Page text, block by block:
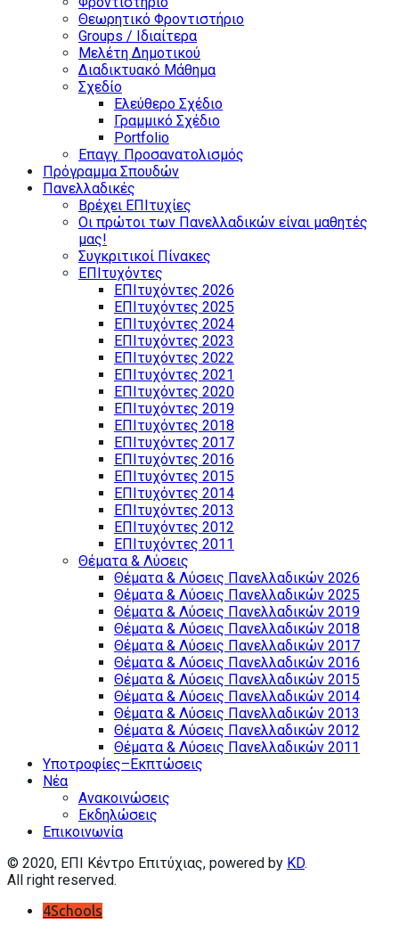
Θεωρητικό Φροντιστήριο
Groups / Ιδιαίτερα
Μελέτη Δημοτικού
Διαδικτυακό Μάθημα
Σχεδίο
Ελεύθερο Σχέδιο
Γραμμικό Σχέδιο
Portfolio
Επαγγ. Προσανατολισμός
Πρόγραμμα Σπουδών
Πανελλαδικές
Βρέχει ΕΠΙτυχίες
Οι πρώτοι των Πανελλαδικών είναι μαθητές
μας!
Συγκριτικοί Πίνακες
ΕΠΙτυχόντες
ΕΠΙτυχόντες 2026
ΕΠΙτυχόντες 2025
ΕΠΙτυχόντες 2024
ΕΠΙτυχόντες 2023
ΕΠΙτυχόντες 2022
ΕΠΙτυχόντες 2021
ΕΠΙτυχόντες 2020
ΕΠΙτυχόντες 2019
ΕΠΙτυχόντες 2018
ΕΠΙτυχόντες 2017
ΕΠΙτυχόντες 2016
ΕΠΙτυχόντες 2015
ΕΠΙτυχόντες 2014
ΕΠΙτυχόντες 2013
ΕΠΙτυχόντες 2012
ΕΠΙτυχόντες 2011
Θέματα & Λύσεις
Θέματα & Λύσεις Πανελλαδικών 2026
Θέματα & Λύσεις Πανελλαδικών 2025
Θέματα & Λύσεις Πανελλαδικών 2019
Θέματα & Λύσεις Πανελλαδικών 2018
Θέματα & Λύσεις Πανελλαδικών 2017
Θέματα & Λύσεις Πανελλαδικών 2016
Θέματα & Λύσεις Πανελλαδικών 2015
Θέματα & Λύσεις Πανελλαδικών 2014
Θέματα & Λύσεις Πανελλαδικών 2013
Θέματα & Λύσεις Πανελλαδικών 2012
Θέματα & Λύσεις Πανελλαδικών 2011
Υποτροφίες–Εκπτώσεις
Nέα
Ανακοινώσεις
Εκδηλώσεις
Επικοινωνία
© 2020, EΠΙ Κέντρο Επιτύχιας, powered by KD.
All right reserved.
4Schools